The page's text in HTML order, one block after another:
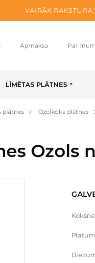
VAIRĀK
Apmaksa Par
LĪMĒTAS PLĀTNES
plātnes Ozolkoka plātnes
Ozols